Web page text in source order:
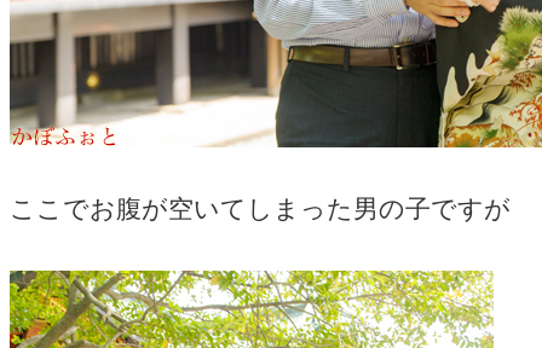
ここでお腹が空いてしまった男の子ですが